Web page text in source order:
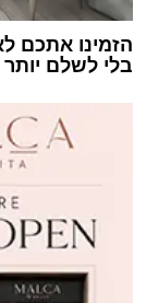
הזמינו אתכם
בלי לשלם יותר